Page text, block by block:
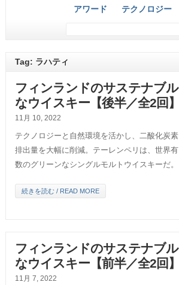
アワード テクノロジー
Tag: ラハティ
フィンランドのサステナブル
なウイスキー【後半／全2回】
11月 10, 2022
テクノロジーと自然環境を活かし、二酸化炭素
排出量を大幅に削減。テーレンペリは、世界有
数のグリーンなシングルモルトウイスキーだ。
続きを読む / READ MORE
フィンランドのサステナブル
なウイスキー【前半／全2回】
11月 7, 2022